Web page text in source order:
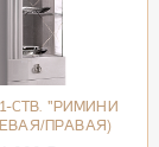
СТВ. "РИМИНИ
ПРАВАЯ)